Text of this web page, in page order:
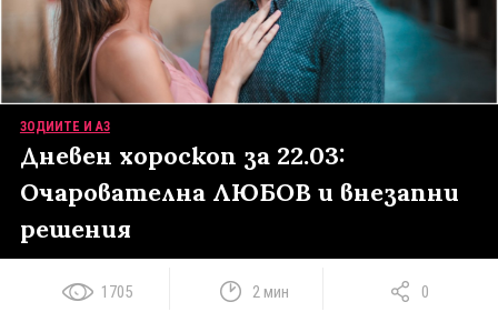
ЗОДИИТЕ И АЗ
Дневен хороскоп за 22.03:
Очарователнa ЛЮБОВ и внезапни
решения
1705 2 мин 0